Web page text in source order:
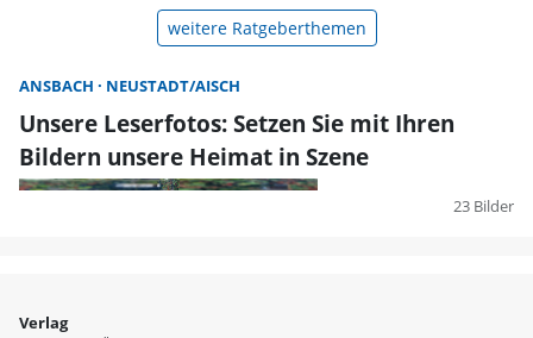
weitere Ratgeberthemen
ANSBACH NEUSTADT/AISCH
Unsere Leserfotos: Setzen Sie mit Ihren
Bildern unsere Heimat in Szene
23 Bilder
Verlag